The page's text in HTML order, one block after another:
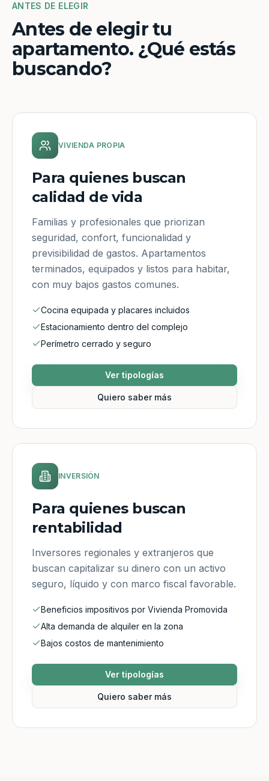
ANTES DE ELEGIR
Antes de elegir tu
apartamento. ¿Qué estás
buscando?
VIVIENDA PROPIA
Para quienes buscan
calidad de vida
Familias y profesionales que priorizan
seguridad, confort, funcionalidad y
previsibilidad de gastos. Apartamentos
terminados, equipados y listos para habitar,
con muy bajos gastos comunes.
Cocina equipada y placares incluidos
Estacionamiento dentro del complejo
Perímetro cerrado y seguro
Ver tipologías
Quiero saber más
INVERSIÓN
Para quienes buscan
rentabilidad
Inversores regionales y extranjeros que
buscan capitalizar su dinero con un activo
seguro, líquido y con marco fiscal favorable.
Beneficios impositivos por Vivienda Promovida
Alta demanda de alquiler en la zona
Bajos costos de mantenimiento
Ver tipologías
Quiero saber más